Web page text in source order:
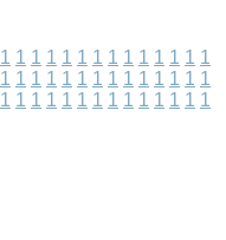
1 1 1 1 1 1 1 1 1 1 1 1 1 1
1 1 1 1 1 1 1 1 1 1 1 1 1 1
1 1 1 1 1 1 1 1 1 1 1 1 1 1